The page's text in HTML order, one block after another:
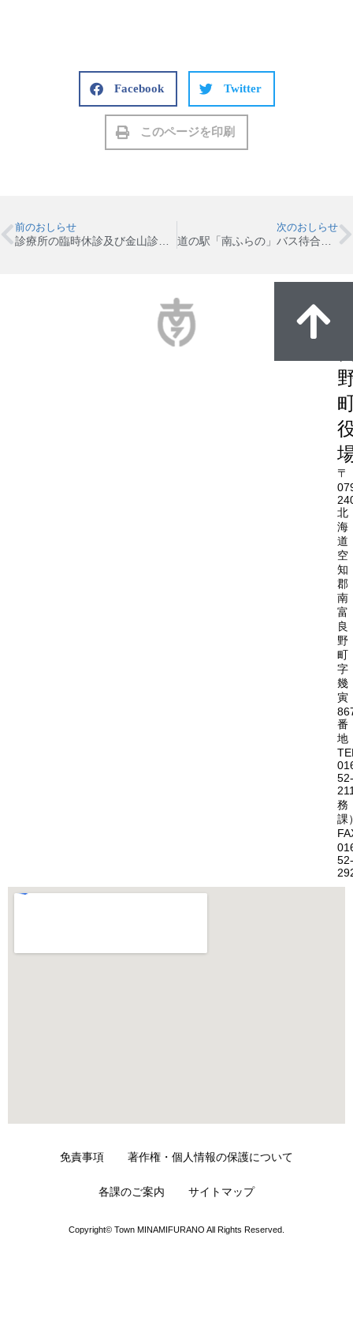
Facebook Twitter
このページを印刷
前のおしらせ 次のおしらせ
〒
北
海
道
空
知
郡
南
富
良
野
町
字
幾
寅
番
地
52-
務
課
52-
免責事項 著作権・個人情報の保護について
各課のご案内 サイトマップ
Copyright© Town MINAMIFURANO All Rights Reserved.